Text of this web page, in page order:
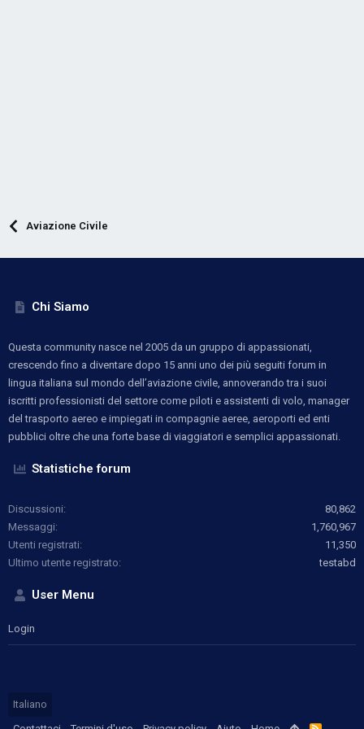
Aviazione Civile
Chi Siamo
Questa community nasce nel 2005 da un gruppo di appassionati,
crescendo fino a diventare dopo 15 anni uno dei più seguiti forum in
lingua italiana sul mondo dell’aviazione civile, annoverando tra i suoi
iscritti professionisti del settore come piloti e assistenti di volo, manager
del trasporto aereo e impiegati in compagnie aeree, aeroporti ed enti
pubblici oltre che una forte base di viaggiatori e semplici appassionati.
Statistiche forum
Discussioni
80,862
Messaggi
1,760,967
Utenti registrati
11,350
Ultimo utente registrato
testabd
User Menu
Login
Italiano